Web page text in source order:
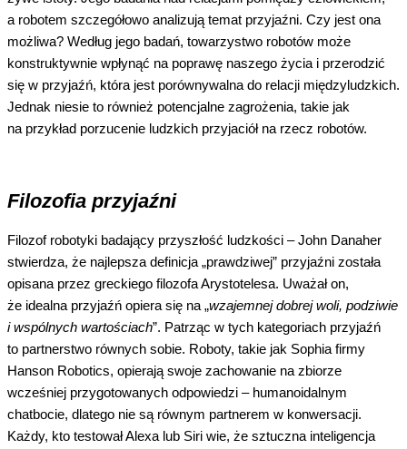
a robotem szczegółowo analizują temat przyjaźni. Czy jest ona
możliwa? Według jego badań, towarzystwo robotów może
konstruktywnie wpłynąć na poprawę naszego życia i przerodzić
się w przyjaźń, która jest porównywalna do relacji międzyludzkich.
Jednak niesie to również potencjalne zagrożenia, takie jak
na przykład porzucenie ludzkich przyjaciół na rzecz robotów.
Filozofia przyjaźni
Filozof robotyki badający przyszłość ludzkości – John Danaher
stwierdza, że najlepsza definicja „prawdziwej” przyjaźni została
opisana przez greckiego filozofa Arystotelesa. Uważał on,
że idealna przyjaźń opiera się na „wzajemnej dobrej woli, podziwie
i wspólnych wartościach”. Patrząc w tych kategoriach przyjaźń
to partnerstwo równych sobie. Roboty, takie jak Sophia firmy
Hanson Robotics, opierają swoje zachowanie na zbiorze
wcześniej przygotowanych odpowiedzi – humanoidalnym
chatbocie, dlatego nie są równym partnerem w konwersacji.
Każdy, kto testował Alexa lub Siri wie, że sztuczna inteligencja